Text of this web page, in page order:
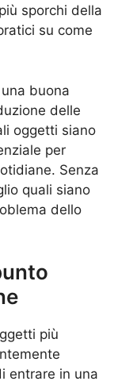
sporchi della
su come
buona
delle
oggetti siano
per
Senza
quali siano
dello
più
entrare in una